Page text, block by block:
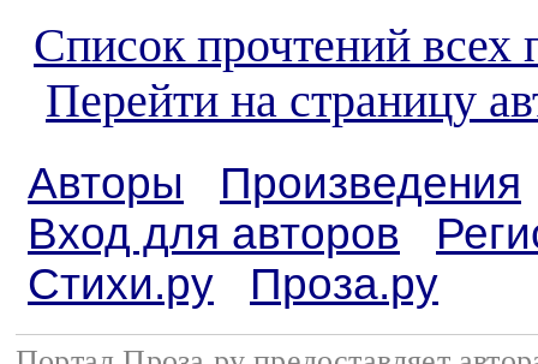
Список прочтений всех
Перейти на страницу
Авторы
Произведения
Вход для авторов
Стихи.ру
Проза.ру